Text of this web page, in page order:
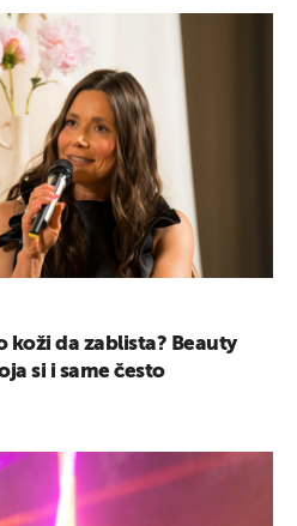
koži da zablista? Beauty
si i same često